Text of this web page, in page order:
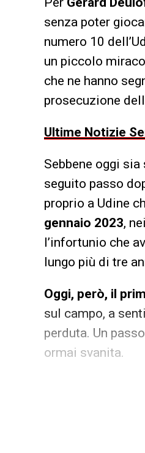
senza poter
numero 10
un piccolo
che ne hanno
prosecuzione
Ultime Notizie
Sebbene oggi
seguito passo
proprio a Udine
gennaio 2023,
l’infortunio che
lungo più di tre
Oggi, però, il
sul campo, a
perduta. Un
ormai svanita.
LA PLAYLIST